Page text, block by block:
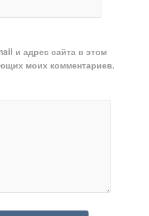
и адрес сайта в этом
моих комментариев.